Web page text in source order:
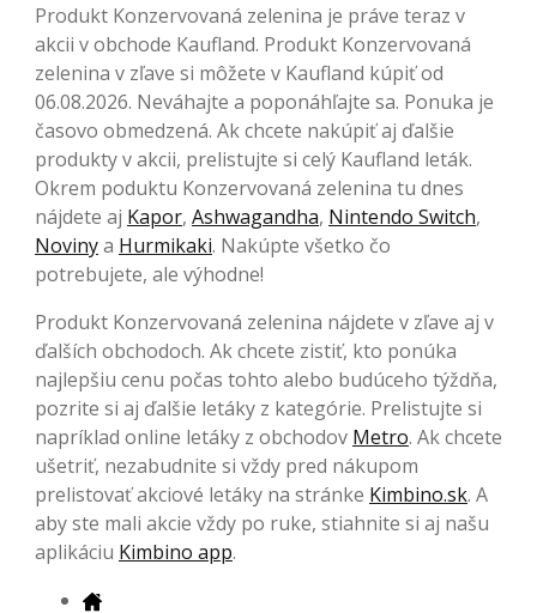
Produkt Konzervovaná zelenina je práve teraz v
akcii v obchode Kaufland. Produkt Konzervovaná
zelenina v zľave si môžete v Kaufland kúpiť od
06.08.2026. Neváhajte a poponáhľajte sa. Ponuka je
časovo obmedzená. Ak chcete nakúpiť aj ďalšie
produkty v akcii, prelistujte si celý Kaufland leták.
Okrem poduktu Konzervovaná zelenina tu dnes
nájdete aj Kapor, Ashwagandha, Nintendo Switch,
Novinya Hurmikaki. Nakúpte všetko čo
potrebujete, ale výhodne!
Produkt Konzervovaná zelenina nájdete v zľave aj v
ďalších obchodoch. Ak chcete zistiť, kto ponúka
najlepšiu cenu počas tohto alebo budúceho týždňa,
pozrite si aj ďalšie letáky z kategórie. Prelistujte si
napríklad online letáky z obchodov Metro. Ak chcete
ušetriť, nezabudnite si vždy pred nákupom
prelistovať akciové letáky na stránke Kimbino.sk. A
aby ste mali akcie vždy po ruke, stiahnite si aj našu
aplikáciu Kimbino app.